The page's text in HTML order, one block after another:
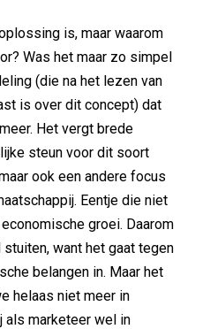
is, maar waarom
Was het maar zo simpel
(die na het lezen van
is over dit concept) dat
Het vergt brede
steun voor dit soort
ook een andere focus
Eentje die niet
groei. Daarom
want het gaat tegen
belangen in. Maar het
helaas niet meer in
als marketeer wel in